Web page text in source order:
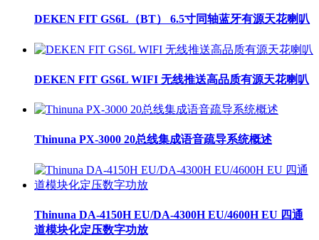
DEKEN FIT GS6L（BT） 6.5寸同轴蓝牙有源天花喇叭
DEKEN FIT GS6L WIFI 无线推送高品质有源天花喇叭
Thinuna PX-3000 20总线集成语音疏导系统概述
Thinuna DA-4150H EU/DA-4300H EU/4600H EU 四通
道模块化定压数字功放